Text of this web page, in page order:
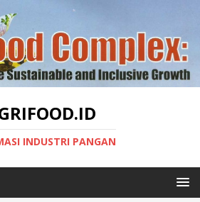
INDUSTRI PANGAN